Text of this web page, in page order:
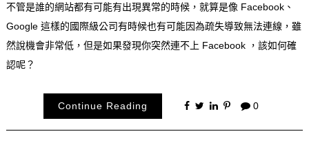
不管是誰的網站都有可能有出現異常的時候，就算是像 Facebook、
Google 這樣的國際級公司有時候也有可能因為疏失導致無法連線，雖
然說機會非常低，但是如果發現你突然連不上 Facebook ，該如何確
認呢？
Continue Reading 0